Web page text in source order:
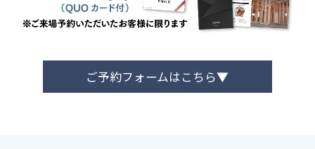
ご予約フォームはこちら▼